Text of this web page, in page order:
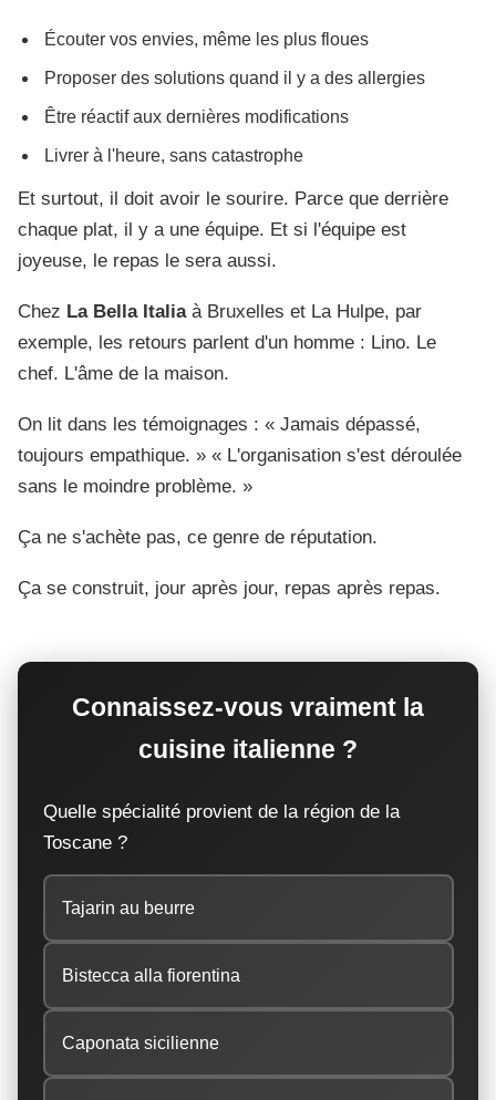
Écouter vos envies, même les plus floues
Proposer des solutions quand il y a des allergies
Être réactif aux dernières modifications
Livrer à l'heure, sans catastrophe
Et surtout, il doit avoir le sourire. Parce que derrière
chaque plat, il y a une équipe. Et si l'équipe est
joyeuse, le repas le sera aussi.
Chez La Bella Italiaà Bruxelles et La Hulpe, par
exemple, les retours parlent d'un homme : Lino. Le
chef. L'âme de la maison.
On lit dans les témoignages : « Jamais dépassé,
toujours empathique. » « L'organisation s'est déroulée
sans le moindre problème. »
Ça ne s'achète pas, ce genre de réputation.
Ça se construit, jour après jour, repas après repas.
Connaissez-vous vraiment la
cuisine italienne ?
Quelle spécialité provient de la région de la
Toscane ?
Tajarin au beurre
Bistecca alla fiorentina
Caponata sicilienne